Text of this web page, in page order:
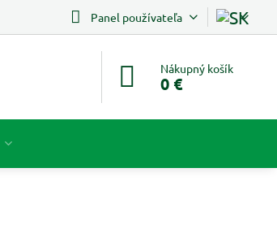
Panel používateľa
Nákupný košík
0 €